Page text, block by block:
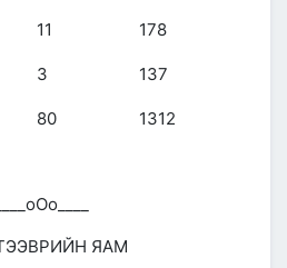
11 178
3 137
80 1312
ЯАМ